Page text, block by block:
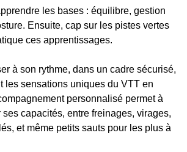
les bases : équilibre, gestion
Ensuite, cap sur les pistes vertes
ces apprentissages.
à son rythme, dans un cadre sécurisé,
les sensations uniques du VTT en
personnalisé permet à
ses capacités, entre freinages, virages,
et même petits sauts pour les plus à